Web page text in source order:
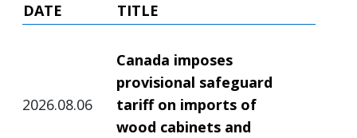
DATE
TITLE
2026.08.06
Canada imposes
provisional safeguard
tariff on imports of
wood cabinets and